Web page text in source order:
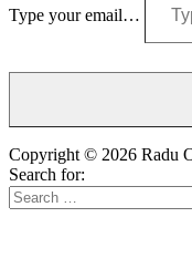
Type your email…
Copyright © 2026 Radu
Search for: